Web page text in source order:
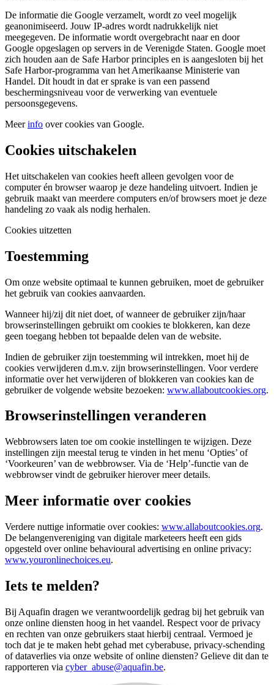
De informatie die Google verzamelt, wordt zo veel mogelijk
geanonimiseerd. Jouw IP-adres wordt nadrukkelijk niet
meegegeven. De informatie wordt overgebracht naar en door
Google opgeslagen op servers in de Verenigde Staten. Google moet
zich houden aan de Safe Harbor principles en is aangesloten bij het
Safe Harbor-programma van het Amerikaanse Ministerie van
Handel. Dit houdt in dat er sprake is van een passend
beschermingsniveau voor de verwerking van eventuele
persoonsgegevens.
Meerinfo over cookies van Google.
Cookies uitschakelen
Het uitschakelen van cookies heeft alleen gevolgen voor de
computer én browser waarop je deze handeling uitvoert. Indien je
gebruik maakt van meerdere computers en/of browsers moet je deze
handeling zo vaak als nodig herhalen.
Cookies uitzetten
Toestemming
Om onze website optimaal te kunnen gebruiken, moet de gebruiker
het gebruik van cookies aanvaarden.
Wanneer hij/zij dit niet doet, of wanneer de gebruiker zijn/haar
browserinstellingen gebruikt om cookies te blokkeren, kan deze
geen toegang hebben tot bepaalde delen van de website.
Indien de gebruiker zijn toestemming wil intrekken, moet hij de
cookies verwijderen d.m.v. zijn browserinstellingen. Voor verdere
informatie over het verwijderen of blokkeren van cookies kan de
gebruiker de volgende website bezoeken: www.allaboutcookies.org.
Browserinstellingen veranderen
Webbrowsers laten toe om cookie instellingen te wijzigen. Deze
instellingen zijn meestal terug te vinden in het menu ‘Opties’ of
‘Voorkeuren’ van de webbrowser. Via de ‘Help’-functie van de
webbrowser vindt de gebruiker hierover meer details.
Meer informatie over cookies
Verdere nuttige informatie over cookies: www.allaboutcookies.org.
De belangenvereniging van digitale marketeers heeft een gids
opgesteld over online behavioural advertising en online privacy:
www.youronlinechoices.eu.
Iets te melden?
Bij Aquafin dragen we verantwoordelijk gedrag bij het gebruik van
onze online diensten hoog in het vaandel. Respect voor de privacy
en rechten van onze gebruikers staat hierbij centraal. Vermoed je
toch dat je te maken hebt gehad met cyberabuse, privacy-schending
of dataverlies via onze website of online diensten? Gelieve dit dan te
rapporteren via cyber_abuse@aquafin.be.